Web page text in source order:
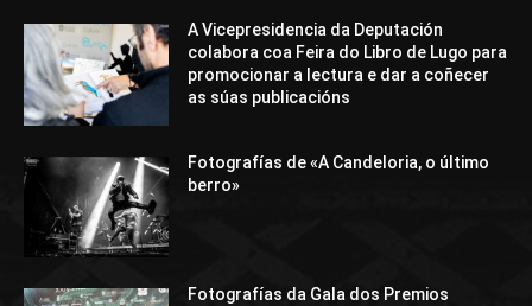
A Vicepresidencia da Deputación
colabora coa Feira do Libro de Lugo para
promocionar a lectura e dar a coñecer
as súas publicacións
Fotografías de «A Candeloria, o último
berro»
Fotografías da Gala dos Premios